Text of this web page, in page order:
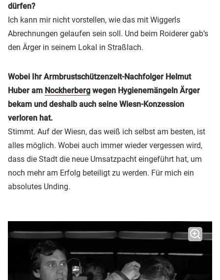
dürfen?
Ich kann mir nicht vorstellen, wie das mit Wiggerls
Abrechnungen gelaufen sein soll. Und beim Roiderer gab’s
den Ärger in seinem Lokal in Straßlach.
Wobei Ihr Armbrustschützenzelt-Nachfolger Helmut
Huber am Nockherberg wegen Hygienemängeln Ärger
bekam und deshalb auch seine Wiesn-Konzession
verloren hat.
Stimmt. Auf der Wiesn, das weiß ich selbst am besten, ist
alles möglich. Wobei auch immer wieder vergessen wird,
dass die Stadt die neue Umsatzpacht eingeführt hat, um
noch mehr am Erfolg beteiligt zu werden. Für mich ein
absolutes Unding.